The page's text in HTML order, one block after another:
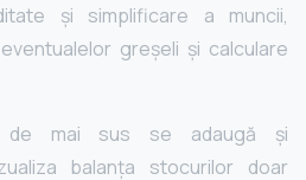
și simplificare a muncii,
greșeli și calculare
de mai sus se adaugă și
balanța stocurilor doar